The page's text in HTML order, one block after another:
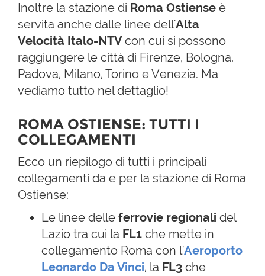
Inoltre la stazione di Roma Ostiense è
servita anche dalle linee dell'Alta
Velocità Italo-NTVcon cui si possono
raggiungere le città di Firenze, Bologna,
Padova, Milano, Torino e Venezia. Ma
vediamo tutto nel dettaglio!
ROMA OSTIENSE: TUTTI I
COLLEGAMENTI
Ecco un riepilogo di tutti i principali
collegamenti da e per la stazione di Roma
Ostiense:
Le linee delle ferrovie regionali del
Lazio tra cui la FL1 che mette in
collegamento Roma con l'Aeroporto
Leonardo Da Vinci, la FL3 che